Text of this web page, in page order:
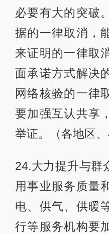
必要有大的突破
据的一律取消，
来证明的一律取
面承诺方式解决
网络核验的一律
要加强互认共享
举证。（各地区、
24.大力提升与群
用事业服务质量
电、供气、供暖
行等服务机构要